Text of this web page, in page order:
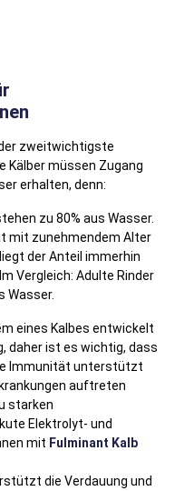
zweitwichtigste
Kälber müssen Zugang
erhalten, denn:
zu 80% aus Wasser.
mit zunehmendem Alter
der Anteil immerhin
Vergleich: Adulte Rinder
Wasser.
eines Kalbes entwickelt
daher ist es wichtig, dass
Immunität unterstützt
auftreten
starken
Elektrolyt- und
mit Fulminant Kalb
die Verdauung und